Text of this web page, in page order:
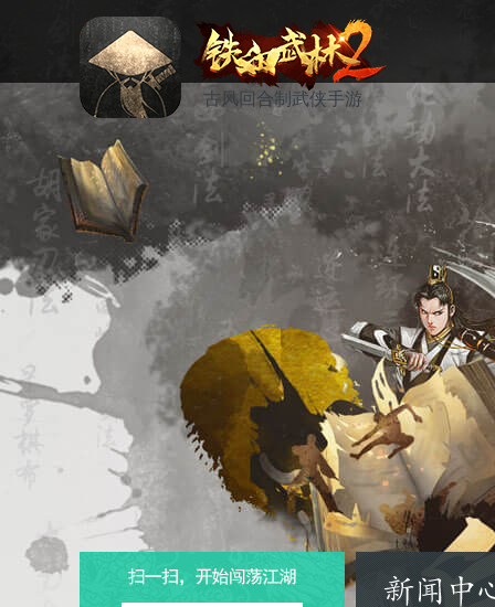
古风回合制武侠手游
资讯
活动
论坛